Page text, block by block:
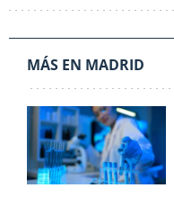
MÁS EN MADRID